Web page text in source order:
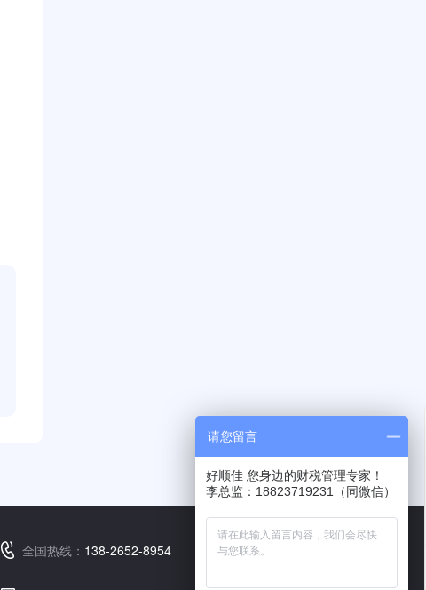
全国热线： 138-2652-8954
请您留言
好顺佳 您身边的财税管理专家！
李总监：18823719231（同微信）